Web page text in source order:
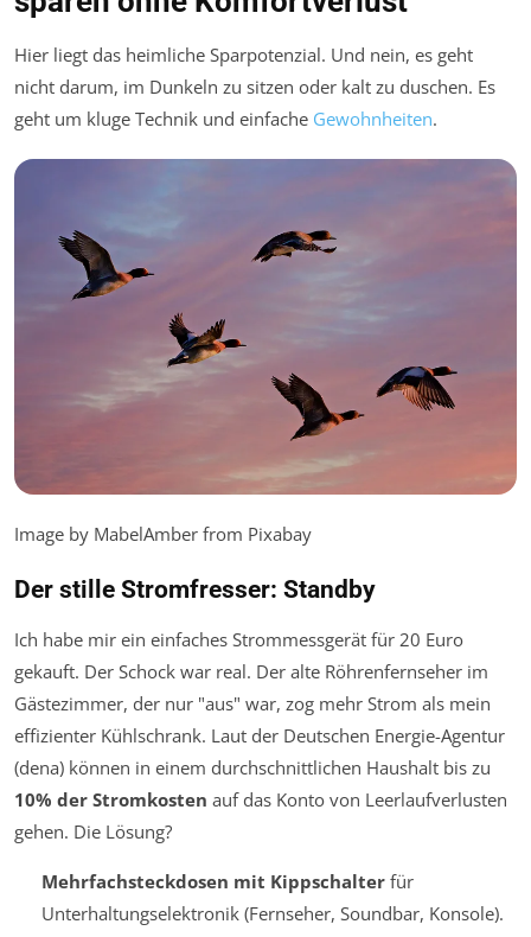
Hier liegt das heimliche Sparpotenzial. Und nein, es geht
nicht darum, im Dunkeln zu sitzen oder kalt zu duschen. Es
geht um kluge Technik und einfache Gewohnheiten.
Image by MabelAmber from Pixabay
Der stille Stromfresser: Standby
Ich habe mir ein einfaches Strommessgerät für 20 Euro
gekauft. Der Schock war real. Der alte Röhrenfernseher im
Gästezimmer, der nur "aus" war, zog mehr Strom als mein
effizienter Kühlschrank. Laut der Deutschen Energie-Agentur
(dena) können in einem durchschnittlichen Haushalt bis zu
10% der Stromkosten auf das Konto von Leerlaufverlusten
gehen. Die Lösung?
Mehrfachsteckdosen mit Kippschalterfür
Unterhaltungselektronik (Fernseher, Soundbar, Konsole).